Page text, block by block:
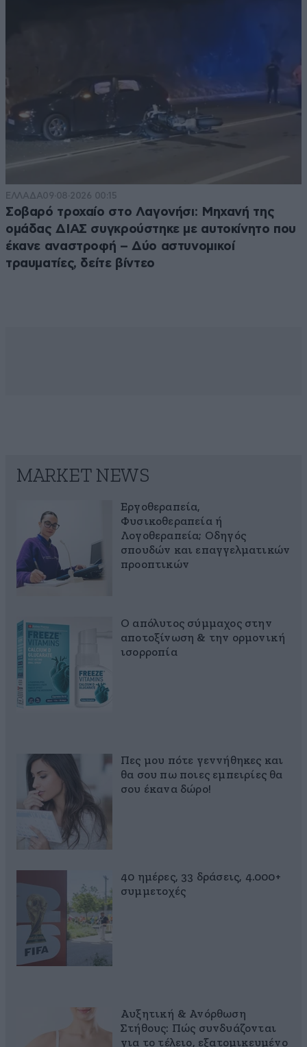
ΕΛΛΑΔΑ09·08·2026 00:15
Σοβαρό τροχαίο στο Λαγονήσι: Μηχανή της
ομάδας ΔΙΑΣ συγκρούστηκε με αυτοκίνητο που
έκανε αναστροφή – Δύο αστυνομικοί
τραυματίες, δείτε βίντεο
MARKET NEWS
Εργοθεραπεία,
Φυσικοθεραπεία ή
Λογοθεραπεία; Οδηγός
σπουδών και επαγγελματικών
προοπτικών
Ο απόλυτος σύμμαχος στην
αποτοξίνωση & την ορμονική
ισορροπία
Πες μου πότε γεννήθηκες και
θα σου πω ποιες εμπειρίες θα
σου έκανα δώρο!
40 ημέρες, 33 δράσεις, 4.000+
συμμετοχές
Αυξητική & Ανόρθωση
Στήθους: Πώς συνδυάζονται
για το τέλειο, εξατομικευμένο